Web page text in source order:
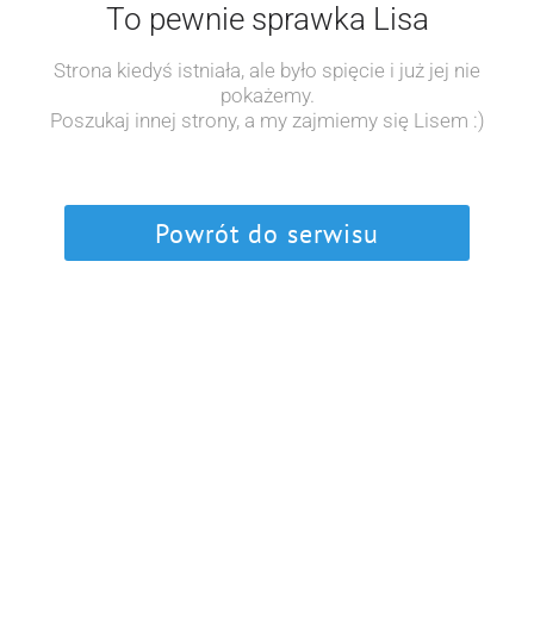
To pewnie sprawka Lisa
Strona kiedyś istniała, ale było spięcie i już jej nie
pokażemy.
Poszukaj innej strony, a my zajmiemy się Lisem :)
Powrót do serwisu